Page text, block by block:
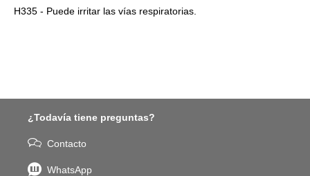
H335 - Puede irritar las vías respiratorias.
¿Todavía tiene preguntas?
Contacto
WhatsApp